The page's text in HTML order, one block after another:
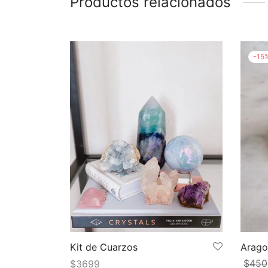
Kit de Cuarzos
$3699
-15
$450